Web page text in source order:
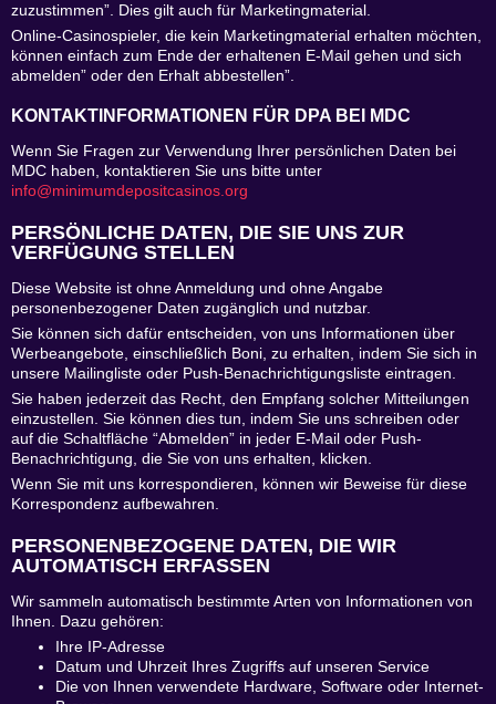
zuzustimmen”. Dies gilt auch für Marketingmaterial.
Online-Casinospieler, die kein Marketingmaterial erhalten möchten,
können einfach zum Ende der erhaltenen E-Mail gehen und sich
abmelden” oder den Erhalt abbestellen”.
KONTAKTINFORMATIONEN FÜR DPA BEI MDC
Wenn Sie Fragen zur Verwendung Ihrer persönlichen Daten bei
MDC haben, kontaktieren Sie uns bitte unter
info@minimumdepositcasinos.org
PERSÖNLICHE DATEN, DIE SIE UNS ZUR
VERFÜGUNG STELLEN
Diese Website ist ohne Anmeldung und ohne Angabe
personenbezogener Daten zugänglich und nutzbar.
Sie können sich dafür entscheiden, von uns Informationen über
Werbeangebote, einschließlich Boni, zu erhalten, indem Sie sich in
unsere Mailingliste oder Push-Benachrichtigungsliste eintragen.
Sie haben jederzeit das Recht, den Empfang solcher Mitteilungen
einzustellen. Sie können dies tun, indem Sie uns schreiben oder
auf die Schaltfläche “Abmelden” in jeder E-Mail oder Push-
Benachrichtigung, die Sie von uns erhalten, klicken.
Wenn Sie mit uns korrespondieren, können wir Beweise für diese
Korrespondenz aufbewahren.
PERSONENBEZOGENE DATEN, DIE WIR
AUTOMATISCH ERFASSEN
Wir sammeln automatisch bestimmte Arten von Informationen von
Ihnen. Dazu gehören:
Ihre IP-Adresse
Datum und Uhrzeit Ihres Zugriffs auf unseren Service
Die von Ihnen verwendete Hardware, Software oder Internet-